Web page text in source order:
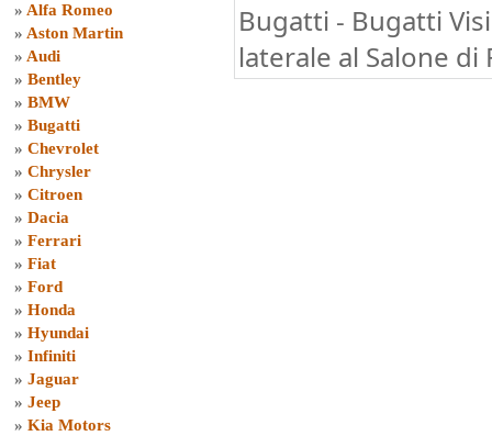
» Alfa Romeo
» Aston Martin
» Audi
» Bentley
» BMW
» Bugatti
» Chevrolet
» Chrysler
» Citroen
» Dacia
» Ferrari
» Fiat
» Ford
» Honda
» Hyundai
» Infiniti
» Jaguar
» Jeep
» Kia Motors
Bugatti - Bugatti
laterale al Salone